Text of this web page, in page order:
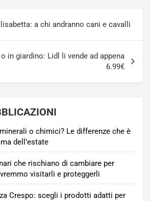
a chi andranno cani e cavalli
in giardino: Lidl li vende ad appena
6.99€
o chimici? Le differenze che è
dell’estate
che rischiano di cambiare per
visitarli e proteggerli
Crespo: scegli i prodotti adatti per